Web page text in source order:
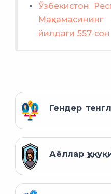
Ўзбекистон
йилдаги 557-сон
Гендер
Аёллар